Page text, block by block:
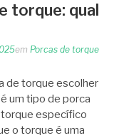
torque: qual
em Porcas de torque
de torque escolher
um tipo de porca
específico
o torque é uma